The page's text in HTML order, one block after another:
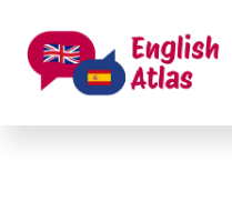
contenido